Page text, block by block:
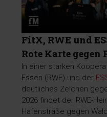
FitX, RWE und
Rote Karte gegen
In einer starken
Essen (RWE) und der
deutliches Zeichen
2026 findet der RWE-
Hafenstraße gegen